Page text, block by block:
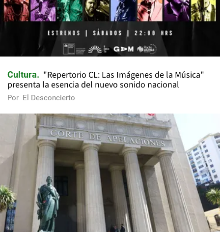
Cultura
"Repertorio CL: Las Imágenes de la Música"
presenta la esencia del nuevo sonido nacional
Por El Desconcierto